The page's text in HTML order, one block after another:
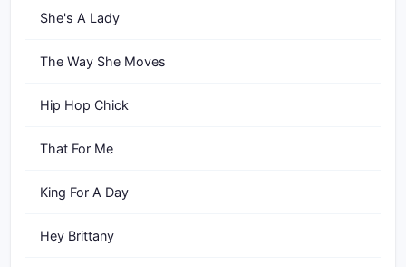
She's A Lady
The Way She Moves
Hip Hop Chick
That For Me
King For A Day
Hey Brittany